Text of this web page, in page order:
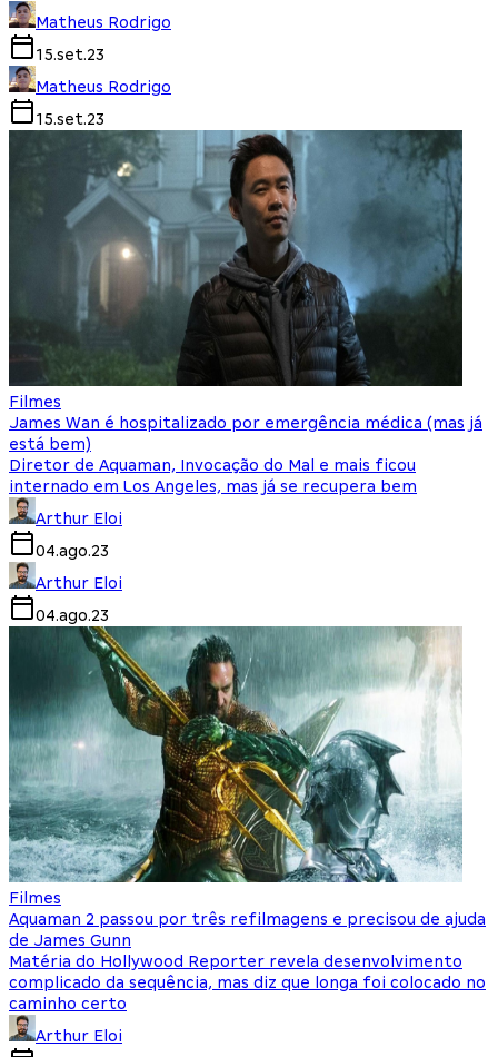
Matheus Rodrigo
15.set.23
Matheus Rodrigo
15.set.23
Filmes
James Wan é hospitalizado por emergência médica (mas já
está bem)
Diretor de Aquaman, Invocação do Mal e mais ficou
internado em Los Angeles, mas já se recupera bem
Arthur Eloi
04.ago.23
Arthur Eloi
04.ago.23
Filmes
Aquaman 2 passou por três refilmagens e precisou de ajuda
de James Gunn
Matéria do Hollywood Reporter revela desenvolvimento
complicado da sequência, mas diz que longa foi colocado no
caminho certo
Arthur Eloi